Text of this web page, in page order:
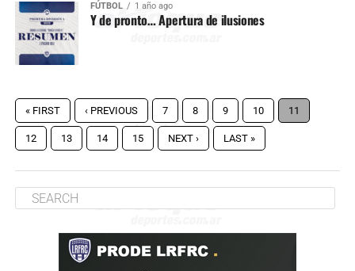
FÚTBOL 1 año ago
Y de pronto… Apertura de ilusiones
« FIRST ‹ PREVIOUS 7 8 9 10 11
12 13 14 15 NEXT › LAST »